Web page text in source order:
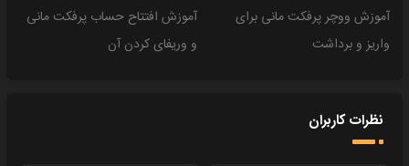
آموزش ووچر پرفکت مانی برای
واریز و برداشت
آموزش افتتاح حساب پرفکت مانی
و وریفای کردن آن
نظرات کاربران